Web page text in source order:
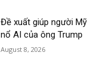
Đề xuất giúp người
nổ AI của ông Trump
August 8, 2026